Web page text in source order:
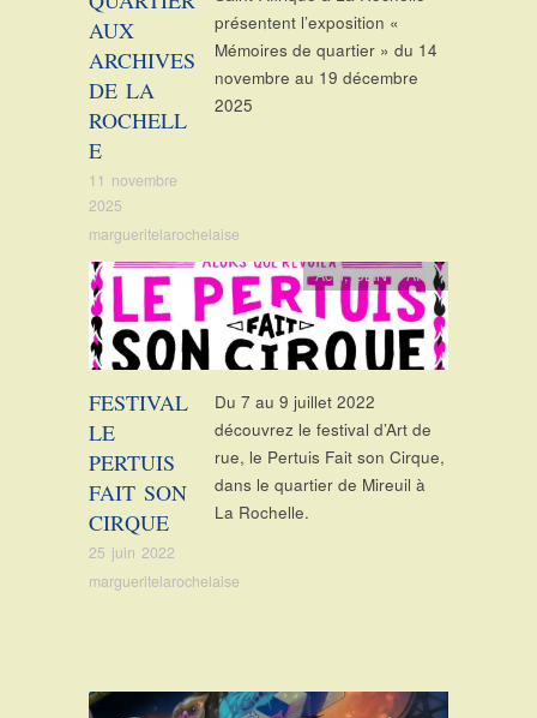
AUX
ARCHIVES
DE LA
ROCHELL
E
11 novembre
2025
margueritelarochelaise
présentent l’exposition «
Mémoires de quartier » du 14
novembre au 19 décembre
2025
FESTIVAL
LE
PERTUIS
FAIT SON
CIRQUE
25 juin 2022
margueritelarochelaise
Actu,CLIN D'ART
Du 7 au 9 juillet 2022
découvrez le festival d’Art de
rue, le Pertuis Fait son Cirque,
dans le quartier de Mireuil à
La Rochelle.